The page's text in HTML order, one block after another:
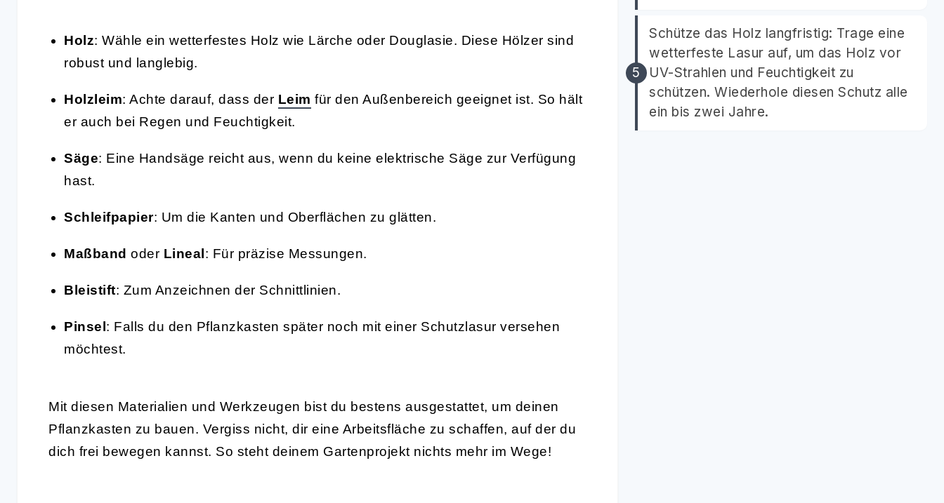
Holz: Wähle ein wetterfestes Holz wie Lärche oder Douglasie. Diese Hölzer sind
robust und langlebig.
Holzleim: Achte darauf, dass der Leim für den Außenbereich geeignet ist. So hält
er auch bei Regen und Feuchtigkeit.
Säge: Eine Handsäge reicht aus, wenn du keine elektrische Säge zur Verfügung
hast.
Schleifpapier: Um die Kanten und Oberflächen zu glätten.
Maßband oder Lineal: Für präzise Messungen.
Bleistift: Zum Anzeichnen der Schnittlinien.
Pinsel: Falls du den Pflanzkasten später noch mit einer Schutzlasur versehen
möchtest.
Mit diesen Materialien und Werkzeugen bist du bestens ausgestattet, um deinen
Pflanzkasten zu bauen. Vergiss nicht, dir eine Arbeitsfläche zu schaffen, auf der du
dich frei bewegen kannst. So steht deinem Gartenprojekt nichts mehr im Wege!
Schütze das Holz langfristig: Trage eine
wetterfeste Lasur auf, um das Holz vor
UV-Strahlen und Feuchtigkeit zu
schützen. Wiederhole diesen Schutz alle
ein bis zwei Jahre.